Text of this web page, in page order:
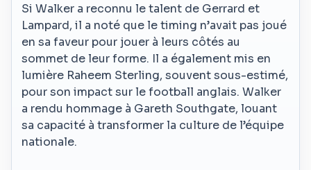
Si Walker a reconnu le talent de Gerrard et
Lampard, il a noté que le timing n’avait pas joué
en sa faveur pour jouer à leurs côtés au
sommet de leur forme. Il a également mis en
lumière Raheem Sterling, souvent sous-estimé,
pour son impact sur le football anglais. Walker
a rendu hommage à Gareth Southgate, louant
sa capacité à transformer la culture de l’équipe
nationale.